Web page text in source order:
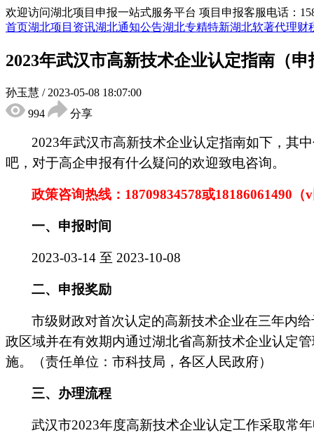
欢迎访问湖北项目申报一站式服务平台 项目申报客服电话：
首页湖北项目资讯湖北通知公告湖北专精特新湖北软著代理财
2023年武汉市高新技术企业认定指南（
孙玉慧 / 2023-05-08 18:07:00
994
分享
2023年武汉市高新技术企业认定指南如下，其
吧，对于高企申报有什么疑问的欢迎致电咨询。
政策咨询热线： 18709834578或18186061490 （
一、申报时间
2023-03-14 至 2023-10-08
二、申报奖励
市级财政对首次认定的高新技术企业在三年内
政区域并在有效期内通过湖北省高新技术企业认定
施。（责任单位：市科技局，各区人民政府）
三、办理流程
武汉市2023年度高新技术企业认定工作采取常